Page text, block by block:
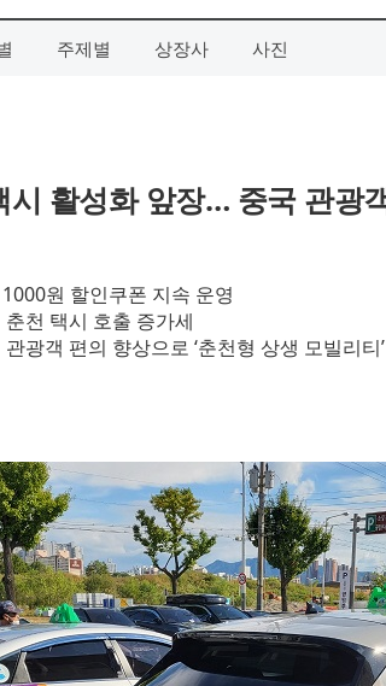
주제별 상장사 사진
활성화 앞장… 중국 관광
원 할인쿠폰 지속 운영
천 택시 호출 증가세
광객 편의 향상으로 ‘춘천형 상생 모빌리티